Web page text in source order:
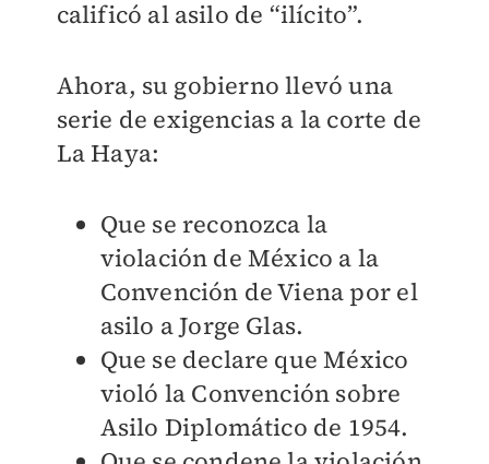
calificó al asilo de “ilícito”.
Ahora, su gobierno llevó una
serie de exigencias a la corte de
La Haya:
Que se reconozca la
violación de México a la
Convención de Viena por el
asilo a Jorge Glas.
Que se declare que México
violó la Convención sobre
Asilo Diplomático de 1954.